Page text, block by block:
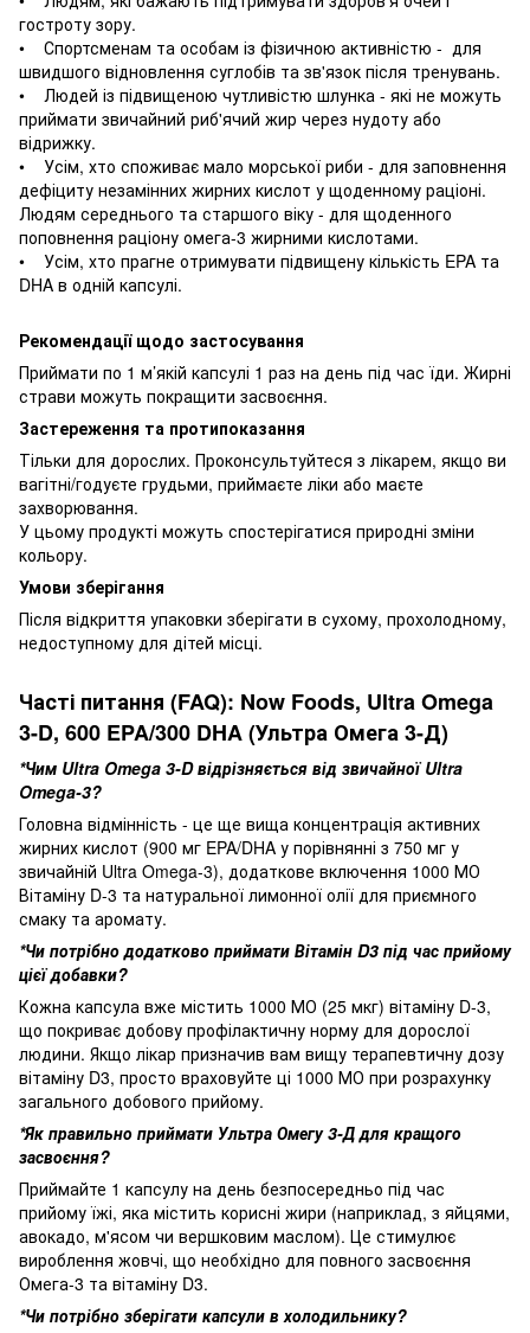
гостроту зору.
• Спортсменам та особам із фізичною активністю - для
швидшого відновлення суглобів та зв'язок після тренувань.
• Людей із підвищеною чутливістю шлунка - які не можуть
приймати звичайний риб'ячий жир через нудоту або
відрижку.
• Усім, хто споживає мало морської риби - для заповнення
дефіциту незамінних жирних кислот у щоденному раціоні.
Людям середнього та старшого віку - для щоденного
поповнення раціону омега-3 жирними кислотами.
• Усім, хто прагне отримувати підвищену кількість EPA та
DHA в одній капсулі.
Рекомендації щодо застосування
Приймати по 1 м’якій капсулі 1 раз на день під час їди. Жирні
страви можуть покращити засвоєння.
Застереження та протипоказання
Тільки для дорослих. Проконсультуйтеся з лікарем, якщо ви
вагітні/годуєте грудьми, приймаєте ліки або маєте
захворювання.
У цьому продукті можуть спостерігатися природні зміни
кольору.
Умови зберігання
Після відкриття упаковки зберігати в сухому, прохолодному,
недоступному для дітей місці.
Часті питання (FAQ): Now Foods, Ultra Omega
3-D, 600 EPA/300 DHA (Ультра Омега 3-Д)
*Чим Ultra Omega 3-D відрізняється від звичайної Ultra
Omega-3?
Головна відмінність - це ще вища концентрація активних
жирних кислот (900 мг EPA/DHA у порівнянні з 750 мг у
звичайній Ultra Omega-3), додаткове включення 1000 МО
Вітаміну D-3 та натуральної лимонної олії для приємного
смаку та аромату.
*Чи потрібно додатково приймати Вітамін D3 під час прийому
цієї добавки?
Кожна капсула вже містить 1000 МО (25 мкг) вітаміну D-3,
що покриває добову профілактичну норму для дорослої
людини. Якщо лікар призначив вам вищу терапевтичну дозу
вітаміну D3, просто враховуйте ці 1000 МО при розрахунку
загального добового прийому.
*Як правильно приймати Ультра Омегу 3-Д для кращого
засвоєння?
Приймайте 1 капсулу на день безпосередньо під час
прийому їжі, яка містить корисні жири (наприклад, з яйцями,
авокадо, м'ясом чи вершковим маслом). Це стимулює
вироблення жовчі, що необхідно для повного засвоєння
Омега-3 та вітаміну D3.
*Чи потрібно зберігати капсули в холодильнику?